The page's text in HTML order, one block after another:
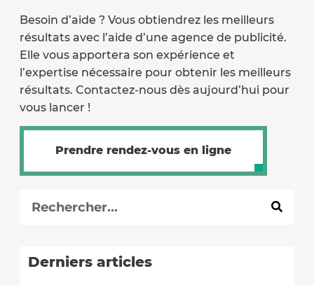
Besoin d’aide ? Vous obtiendrez les meilleurs
résultats avec l’aide d’une agence de publicité.
Elle vous apportera son expérience et
l’expertise nécessaire pour obtenir les meilleurs
résultats. Contactez-nous dès aujourd’hui pour
vous lancer !
Prendre rendez-vous en ligne
Derniers articles